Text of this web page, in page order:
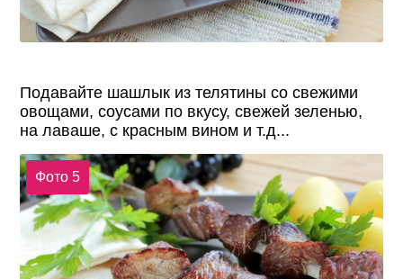
Подавайте шашлык из телятины со свежими
овощами, соусами по вкусу, свежей зеленью,
на лаваше, с красным вином и т.д...
Фото 5